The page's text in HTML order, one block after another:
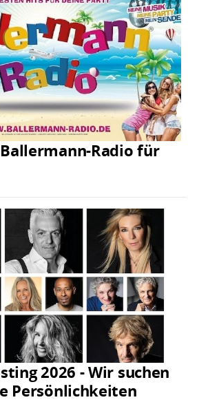
Radio für
2026 - Wir suchen
Persönlichkeiten